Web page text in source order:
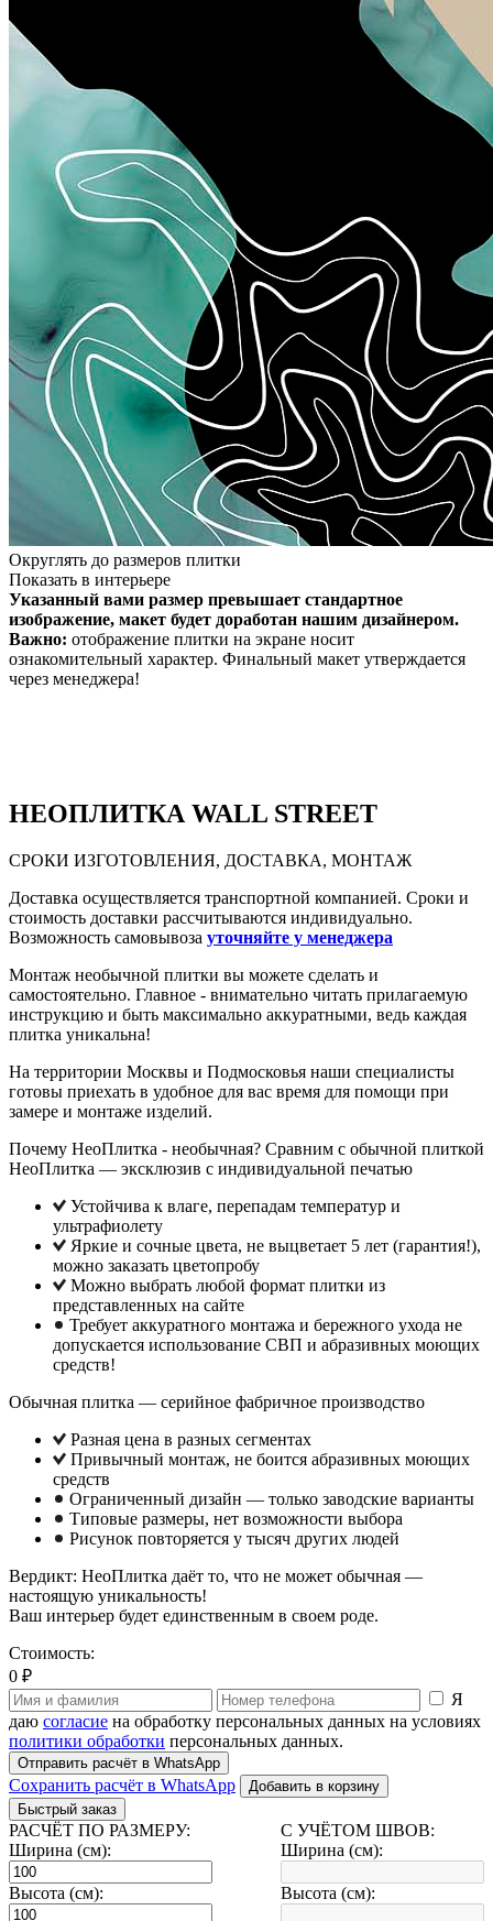
Округлять до размеров плитки
Показать в интерьере
Указанный вами размер превышает стандартное
изображение, макет будет доработан нашим дизайнером.
Важно: отображение плитки на экране носит
ознакомительный характер. Финальный макет утверждается
через менеджера!
НЕОПЛИТКА WALL STREET
СРОКИ ИЗГОТОВЛЕНИЯ, ДОСТАВКА, МОНТАЖ
Доставка осуществляется транспортной компанией. Сроки и
стоимость доставки рассчитываются индивидуально.
Возможность самовывоза уточняйте у менеджера
Монтаж необычной плитки вы можете сделать и
самостоятельно. Главное - внимательно читать прилагаемую
инструкцию и быть максимально аккуратными, ведь каждая
плитка уникальна!
На территории Москвы и Подмосковья наши специалисты
готовы приехать в удобное для вас время для помощи при
замере и монтаже изделий.
Почему НеоПлитка - необычная? Сравним с обычной плиткой
НеоПлитка — эксклюзив с индивидуальной печатью
Устойчива к влаге, перепадам температур и
ультрафиолету
Яркие и сочные цвета, не выцветает 5 лет (гарантия!),
можно заказать цветопробу
Можно выбрать любой формат плитки из
представленных на сайте
Требует аккуратного монтажа и бережного ухода не
допускается использование СВП и абразивных моющих
средств!
Обычная плитка — серийное фабричное производство
Разная цена в разных сегментах
Привычный монтаж, не боится абразивных моющих
средств
Ограниченный дизайн — только заводские варианты
Типовые размеры, нет возможности выбора
Рисунок повторяется у тысяч других людей
Вердикт: НеоПлитка даёт то, что не может обычная —
настоящую уникальность!
Ваш интерьер будет единственным в своем роде.
Стоимость:
0 ₽
Я
даю согласие на обработку персональных данных на условиях
политики обработки персональных данных.
Отправить расчёт в WhatsApp
Сохранить расчёт в WhatsApp
Добавить в корзину
Быстрый заказ
РАСЧЁТ ПО РАЗМЕРУ:
Ширина (см):
Высота (см):
С УЧЁТОМ ШВОВ:
Ширина (см):
Высота (см):